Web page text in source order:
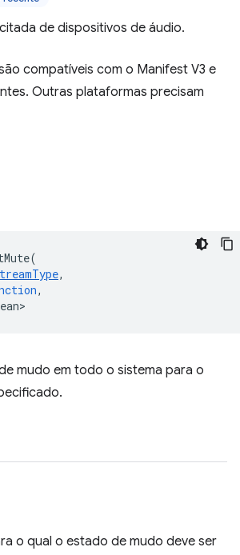
de dispositivos de áudio.
compatíveis com o Manifest V3 e
Outras plataformas precisam
(
,
,
mudo em todo o sistema para o
o qual o estado de mudo deve ser